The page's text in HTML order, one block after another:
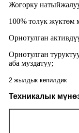
Жогорку
100% толук жүктөм
Орнотулган
Орнотулган
аба муздатуу;
2 жылдык кепилдик
Техникалык